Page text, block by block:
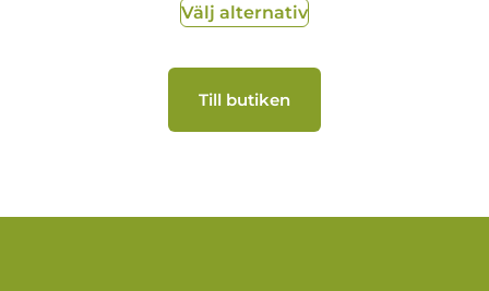
Välj alternativ
Till butiken